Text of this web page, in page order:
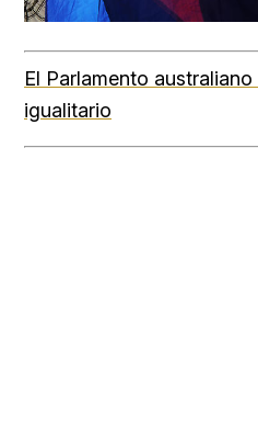
El Parlamento
igualitario